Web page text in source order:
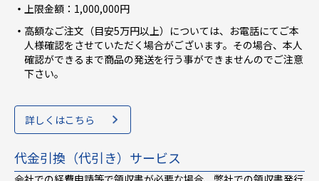
上限金額：1,000,000円
高額なご注文（目安5万円以上）については、お電話にてご本
人様確認をさせていただく場合がございます。その場合、本人
確認ができるまで商品の発送を行う事ができませんのでご注意
下さい。
詳しくはこちら
代金引換（代引き）サービス